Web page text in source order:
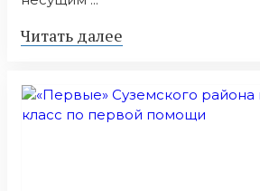
Читать далее